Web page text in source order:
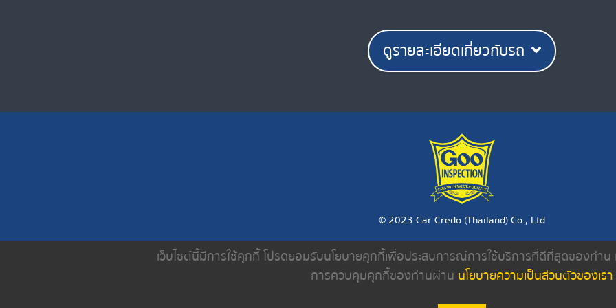
ดูรายละเอียดเกี่ยวกับรถ
© 2023 Car Credo (Thailand) Co., Ltd
เกี่ยวกับเรา บริการของเรา ค้นหารถมือสอง ดีลเลอร์ บทความ
เว็บไซต์นี้มีการใช้คุกกี้ โปรดยอมรับนโยบายคุกกี้เพื่อประสบการณ์การใช้บริการที่ดีที่สุดของท่า
การควบคุมคุกกี้ของท่านผ่าน นโยบายความเป็นส่วนตัวของเรา